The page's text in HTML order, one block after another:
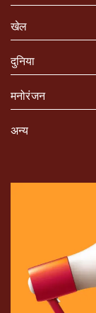
खेल
दुनिया
मनोरंजन
अन्य